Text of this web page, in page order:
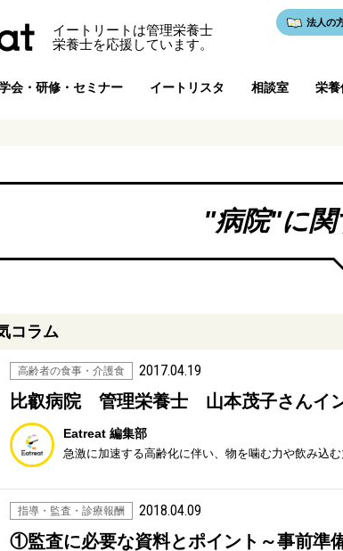
イートリートは管理栄養士
栄養士を応援しています。
法人の
会・研修・セミナー イートリスタ 相談室 栄養
"病院"に関
コラム
高齢者の食事・介護食 2017.04.19
Eatreat 編集部
指導・監査・診療報酬 2018.04.09
①監査に必要な資料とポイント～事前準